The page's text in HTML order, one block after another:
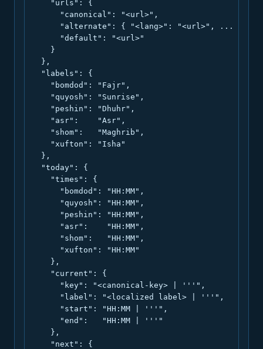
    "urls": {
      "canonical": "<url>",
      "alternate": { "<lang>": "<url>", ... },
      "default": "<url>"
    }
  },
  "labels": {
    "bomdod": "Fajr",
    "quyosh": "Sunrise",
    "peshin": "Dhuhr",
    "asr":    "Asr",
    "shom":   "Maghrib",
    "xufton": "Isha"
  },
  "today": {
    "times": {
      "bomdod": "HH:MM",
      "quyosh": "HH:MM",
      "peshin": "HH:MM",
      "asr":    "HH:MM",
      "shom":   "HH:MM",
      "xufton": "HH:MM"
    },
    "current": {
      "key": "<canonical-key> | '''",
      "label": "<localized label> | '''",
      "start": "HH:MM | '''",
      "end":   "HH:MM | '''"
    },
    "next": {